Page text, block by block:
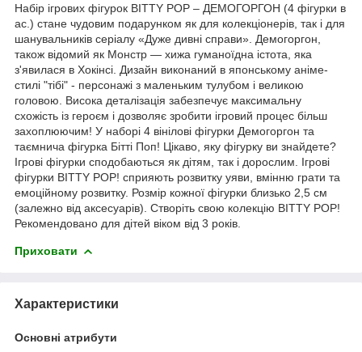
Набір ігрових фігурок BITTY POP – ДЕМОГОРГОН (4 фігурки в
ас.) стане чудовим подарунком як для колекціонерів, так і для
шанувальників серіалу «Дуже дивні справи». Демогоргон,
також відомий як Монстр — хижа гуманоїдна істота, яка
з'явилася в Хокінсі. Дизайн виконаний в японському аніме-
стилі "тібі" - персонажі з маленьким тулубом і великою
головою. Висока деталізація забезпечує максимальну
схожість із героєм і дозволяє зробити ігровий процес більш
захоплюючим! У наборі 4 вінілові фігурки Демогоргон та
таємнича фігурка Бітті Поп! Цікаво, яку фігурку ви знайдете?
Ігрові фігурки сподобаються як дітям, так і дорослим. Ігрові
фігурки BITTY POP! сприяють розвитку уяви, вмінню грати та
емоційному розвитку. Розмір кожної фігурки близько 2,5 см
(залежно від аксесуарів). Створіть свою колекцію BITTY POP!
Рекомендовано для дітей віком від 3 років.
Приховати
Характеристики
Основні атрибути